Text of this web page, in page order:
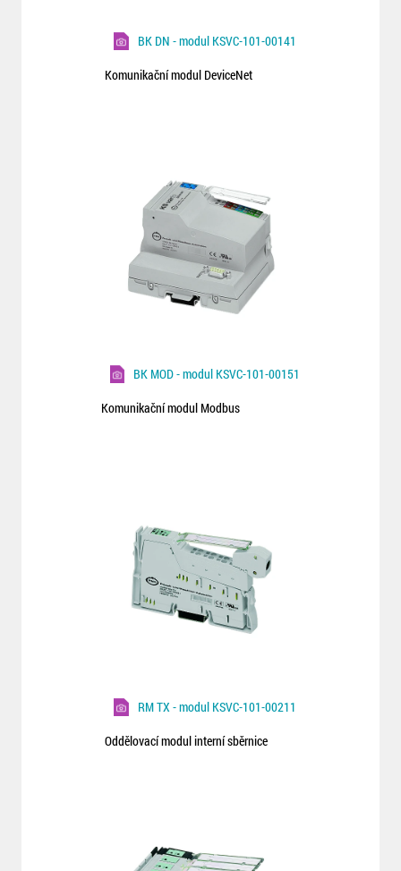
BK DN - modul KSVC-101-00141
Komunikační modul DeviceNet
BK MOD - modul KSVC-101-00151
Komunikační modul Modbus
RM TX - modul KSVC-101-00211
Oddělovací modul interní sběrnice